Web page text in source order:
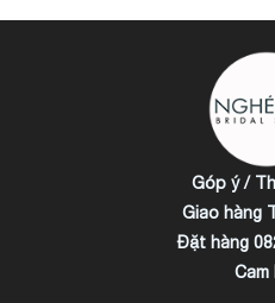
Góp ý /
Giao hàng
Đặt hàng
Cam